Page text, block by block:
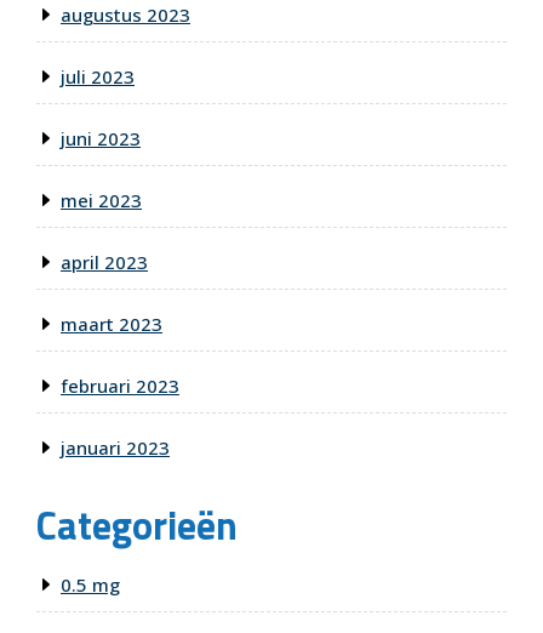
augustus 2023
juli 2023
juni 2023
mei 2023
april 2023
maart 2023
februari 2023
januari 2023
Categorieën
0.5 mg